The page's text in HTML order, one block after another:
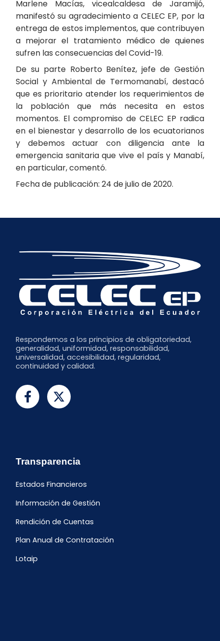
Marlene Macías, vicealcaldesa de Jaramijó,
manifestó su agradecimiento a CELEC EP, por la
entrega de estos implementos, que contribuyen
a mejorar el tratamiento médico de quienes
sufren las consecuencias del Covid-19.
De su parte Roberto Benítez, jefe de Gestión
Social y Ambiental de Termomanabí, destacó
que es prioritario atender los requerimientos de
la población que más necesita en estos
momentos. El compromiso de CELEC EP radica
en el bienestar y desarrollo de los ecuatorianos
y debemos actuar con diligencia ante la
emergencia sanitaria que vive el país y Manabí,
en particular, comentó.
Fecha de publicación: 24 de julio de 2020.
Respondemos a los principios de obligatoriedad,
generalidad, uniformidad, responsabilidad,
universalidad, accesibilidad, regularidad,
continuidad y calidad.
Transparencia
Estados Financieros
Información de Gestión
Rendición de Cuentas
Plan Anual de Contratación
Lotaip